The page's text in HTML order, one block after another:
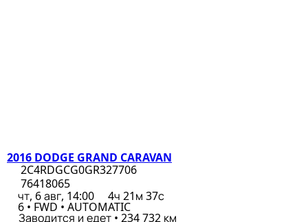
2016 DODGE GRAND CARAVAN
2C4RDGCG0GR327706
76418065
чт, 6 авг, 14:00
4ч 21м 37с
6 • FWD • AUTOMATIC
Заводится и едет • 234 732 км